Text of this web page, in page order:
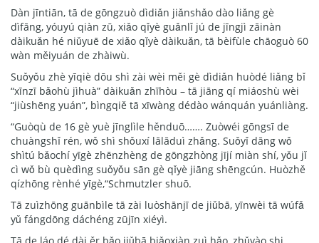
Dàn jīntiān, tā de gōngzuò dìdiǎn jiǎnshǎo dào liǎng gè
dìfāng, yóuyú qiàn zū, xiǎo qǐyè guǎnlǐ jú de jīngjì zāinàn
dàikuǎn hé niǔyuē de xiǎo qǐyè dàikuǎn, tā bèifùle chāoguò 60
wàn měiyuán de zhàiwù.
Suǒyǒu zhè yīqiè dōu shì zài wèi měi gè dìdiǎn huòdé liǎng bǐ
“xīnzī bǎohù jìhuà” dàikuǎn zhīhòu – tā jiāng qí miáoshù wèi
“jiùshēng yuán”, bìngqiě tā xīwàng dédào wánquán yuánliàng.
“Guòqù de 16 gè yuè jīnglìle hěnduō……. Zuòwéi gōngsī de
chuàngshǐ rén, wǒ shì shǒuxí lālāduì zhǎng. Suǒyǐ dāng wǒ
shìtú bǎochí yīgè zhēnzhèng de gōngzhòng jījí miàn shí, yǒu jǐ
cì wǒ bù quèdìng suǒyǒu sān gè qǐyè jiāng shēngcún. Huòzhě
qízhōng rènhé yīgè,“Schmutzler shuō.
Tā zuìzhōng guānbìle tā zài luòshānjī de jiǔbā, yīnwèi tā wúfǎ
yǔ fángdōng dáchéng zūjīn xiéyì.